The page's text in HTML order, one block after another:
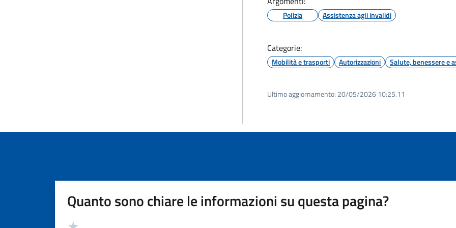
Polizia Assistenza agli invalidi
Categorie:
Mobilità e trasporti Autorizzazioni Salute, benessere e
Ultimo aggiornamento: 20/05/2026 10:25.11
Quanto sono chiare le informazioni su questa pagina?
Valutazione